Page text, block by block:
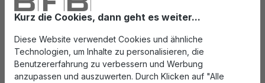
Kurz die Cookies, dann geht es weiter...
Diese Website verwendet Cookies und ähnliche
Technologien, um Inhalte zu personalisieren, die
Benutzererfahrung zu verbessern und Werbung
anzupassen und auszuwerten. Durch Klicken auf "Alle